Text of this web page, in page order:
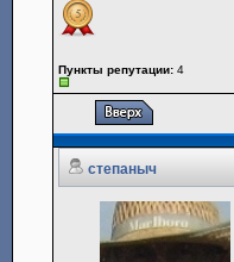
Пункты репутации: 4
степаныч